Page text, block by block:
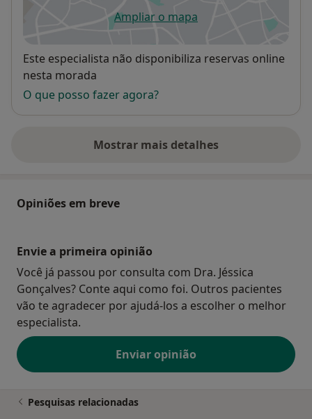
Ampliar o mapaabre num novo separador
Disponibilidade
Este especialista não disponibiliza reservas online
nesta morada
O que posso fazer agora?
Mostrar mais detalhes
sobre o endereço
Opiniões em breve
Envie a primeira opinião
Você já passou por consulta com Dra. Jéssica
Gonçalves? Conte aqui como foi. Outros pacientes
vão te agradecer por ajudá-los a escolher o melhor
especialista.
Enviar opinião
Pesquisas relacionadas